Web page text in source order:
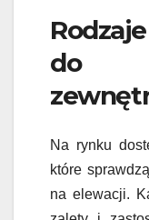
do
Na rynku
które
na elewacji.